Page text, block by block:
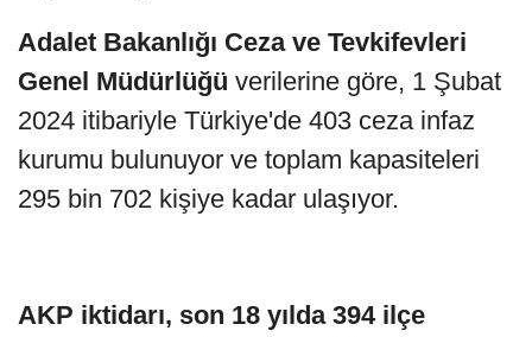
Adalet Bakanlığı Ceza ve Tevkifevleri
Genel Müdürlüğü verilerine göre, 1 Şubat
2024 itibariyle Türkiye'de 403 ceza infaz
kurumu bulunuyor ve toplam kapasiteleri
295 bin 702 kişiye kadar ulaşıyor.
AKP iktidarı, son 18 yılda 394 ilçe